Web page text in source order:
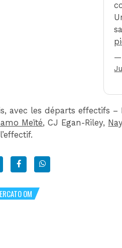
—
avec les départs effectifs
Meïté, CJ Egan-Riley,
OM